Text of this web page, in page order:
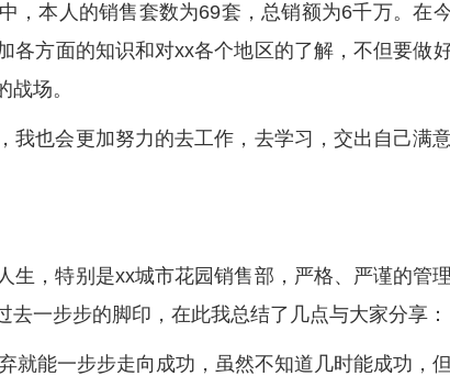
，本人的销售套数为69套，总销额为6千万。在
各方面的知识和对xx各个地区的了解，不但要做
场。
我也会更加努力的去工作，去学习，交出自己满
生，特别是xx城市花园销售部，严格、严谨的管理
一步步的脚印，在此我总结了几点与大家分享：
就能一步步走向成功，虽然不知道几时能成功，但